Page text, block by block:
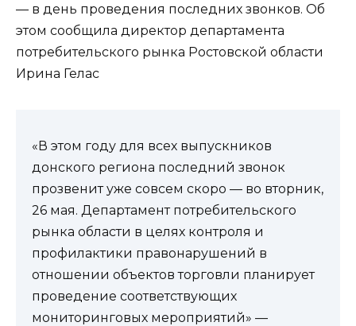
— в день проведения последних звонков. Об
этом сообщила директор департамента
потребительского рынка Ростовской области
Ирина Гелас
«В этом году для всех выпускников
донского региона последний звонок
прозвенит уже совсем скоро — во вторник,
26 мая. Департамент потребительского
рынка области в целях контроля и
профилактики правонарушений в
отношении объектов торговли планирует
проведение соответствующих
мониторинговых мероприятий» —